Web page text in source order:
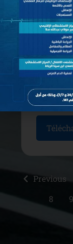
Examens
EAP
Date de
Previous
8
9